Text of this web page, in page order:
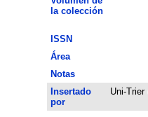
la colección
ISSN
Área
Notas
Insertado
por
Uni-Trier